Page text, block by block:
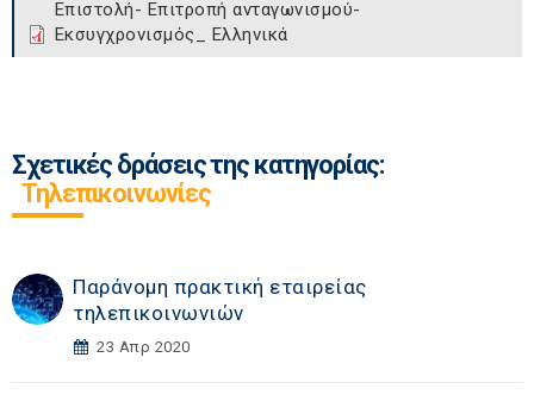
Επιστολή- Επιτροπή ανταγωνισμού-
Εκσυγχρονισμός_ Ελληνικά
Σχετικές δράσεις της κατηγορίας:
Τηλεπικοινωνίες
Παράνομη πρακτική εταιρείας
τηλεπικοινωνιών
23 Απρ 2020